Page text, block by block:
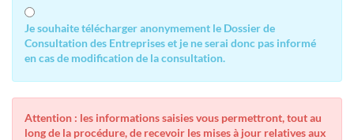
Je souhaite télécharger anonymement le Dossier de
Consultation des Entreprises et je ne serai donc pas informé
en cas de modification de la consultation.
Attention : les informations saisies vous permettront, tout au
long de la procédure, de recevoir les mises à jour relatives aux